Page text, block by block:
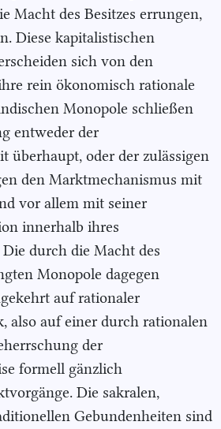
Macht des Besitzes errungen,
Diese kapitalistischen
sich von den
rein ökonomisch rationale
Monopole schließen
entweder der
überhaupt, oder der zulässigen
den Marktmechanismus mit
vor allem mit seiner
innerhalb ihres
durch die Macht des
Monopole dagegen
auf rationaler
also auf einer durch rationalen
der
formell gänzlich
Die sakralen,
Gebundenheiten sind